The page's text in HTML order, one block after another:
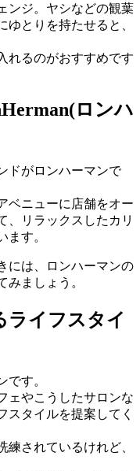
ンジ。ヤシなどの観葉
とりを持たせると、
れるのがおすすめです
ロンハ
ドがロンハーマンで
ベニューに店舗をオー
、リラックスしたカリ
ます。
には、ロンハーマンの
みましょう。
ライフスタイ
です。
ェやこうしたサロンな
スタイルを提案してく
練されているけれど、